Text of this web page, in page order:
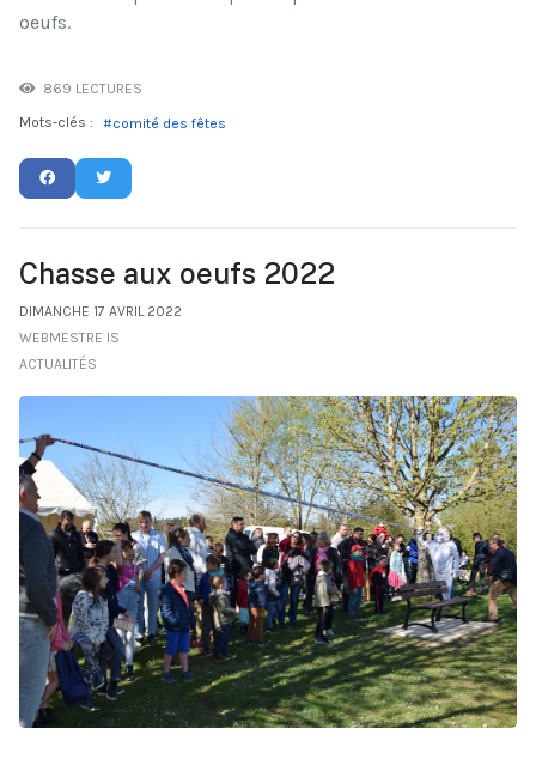
oeufs.
869 LECTURES
Mots-clés :
comité des fêtes
Chasse aux oeufs 2022
DIMANCHE 17 AVRIL 2022
WEBMESTRE IS
ACTUALITÉS